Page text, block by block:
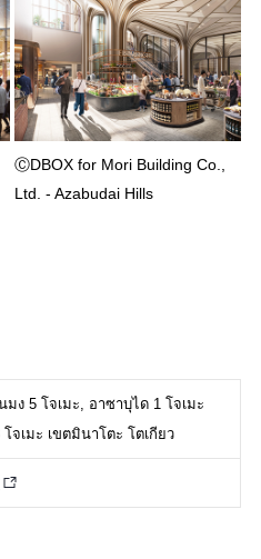
ⒸDBOX for Mori Building Co.,
Ltd. - Azabudai Hills
ง 5 โจเมะ, อาซาบุได 1 โจเมะ
จเมะ เขตมินาโตะ โตเกียว